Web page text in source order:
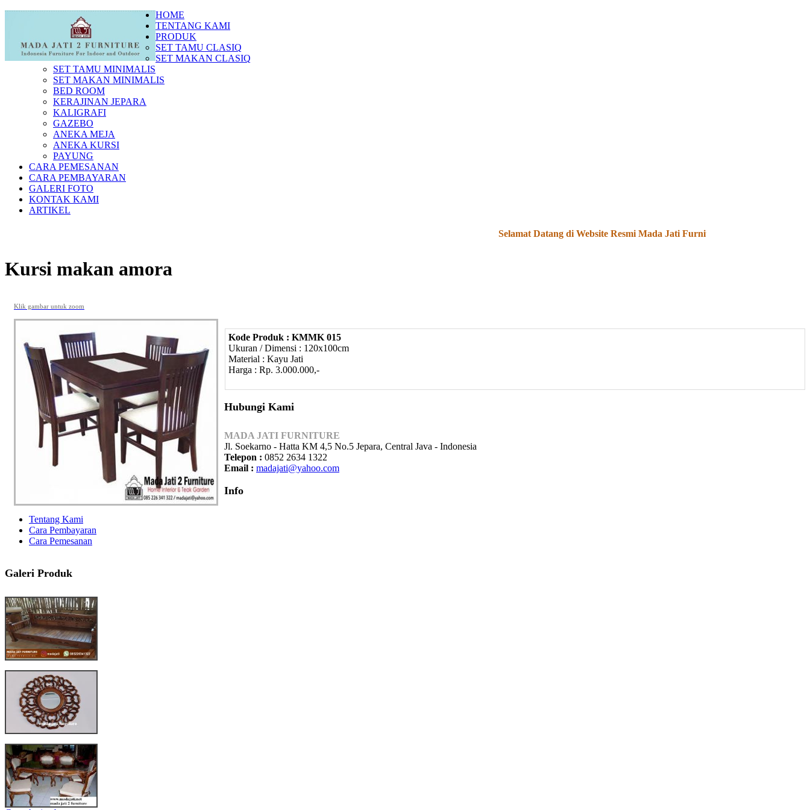
HOME
TENTANG KAMI
PRODUK
SET TAMU CLASIQ
SET MAKAN CLASIQ
SET TAMU MINIMALIS
SET MAKAN MINIMALIS
BED ROOM
KERAJINAN JEPARA
KALIGRAFI
GAZEBO
ANEKA MEJA
ANEKA KURSI
PAYUNG
CARA PEMESANAN
CARA PEMBAYARAN
GALERI FOTO
KONTAK KAMI
ARTIKEL
Selamat Datang di Website Resmi Mada Jati Furniture - Kami Menjual dan
Kursi makan amora
Klik gambar untuk zoom
Kode Produk : KMMK 015
Ukuran / Dimensi : 120x100cm
Material : Kayu Jati
Harga : Rp. 3.000.000,-
Hubungi Kami
MADA JATI FURNITURE
Jl. Soekarno - Hatta KM 4,5 No.5 Jepara, Central Java - Indonesia
Telepon : 0852 2634 1322
Email : madajati@yahoo.com
Info
Tentang Kami
Cara Pembayaran
Cara Pemesanan
Galeri Produk